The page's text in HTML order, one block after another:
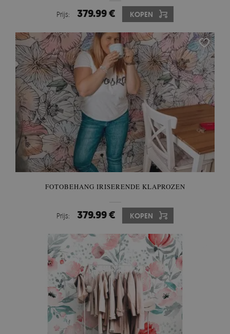
Prijs: 379.99 € KOPEN
FOTOBEHANG IRISERENDE KLAPROZEN
Prijs: 379.99 € KOPEN